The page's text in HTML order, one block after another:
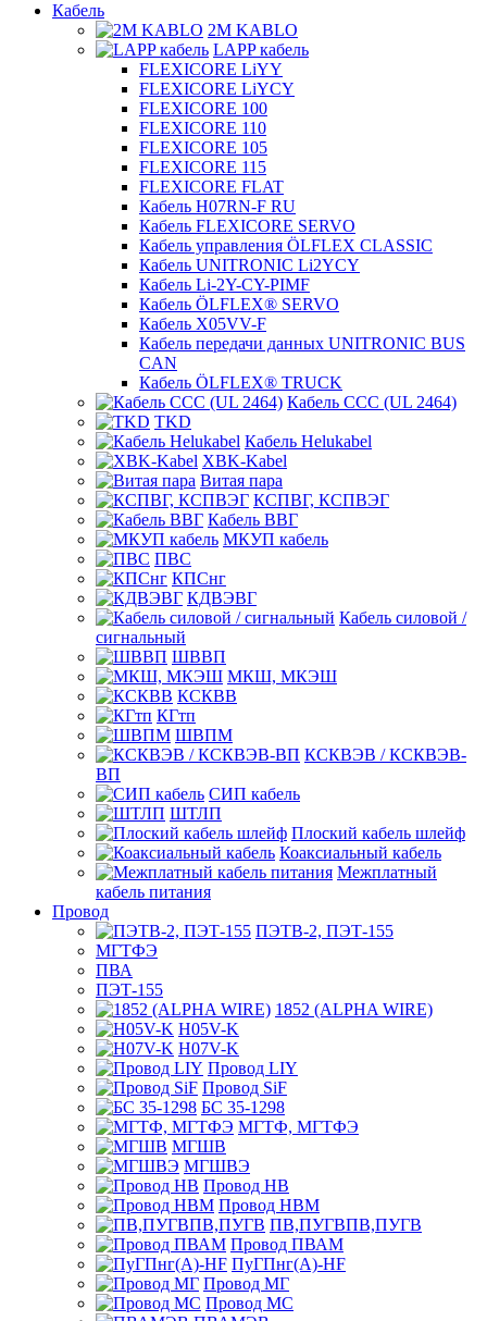
Кабель
2M KABLO
LAPP кабель
FLEXICORE LiYY
FLEXICORE LiYCY
FLEXICORE 100
FLEXICORE 110
FLEXICORE 105
FLEXICORE 115
FLEXICORE FLAT
Кабель H07RN-F RU
Кабель FLEXICORE SERVO
Кабель управления ÖLFLEX CLASSIC
Кабель UNITRONIC Li2YCY
Кабель Li-2Y-CY-PIMF
Кабель ÖLFLEX® SERVO
Кабель X05VV-F
Кабель передачи данных UNITRONIC BUS
CAN
Кабель ÖLFLEX® TRUCK
Кабель CCC (UL 2464)
TKD
Кабель Helukabel
XBK-Kabel
Витая пара
КСПВГ, КСПВЭГ
Кабель ВВГ
МКУП кабель
ПВС
КПСнг
КДВЭВГ
Кабель силовой /
сигнальный
ШВВП
МКШ, МКЭШ
КСКВВ
КГтп
ШВПМ
КСКВЭВ / КСКВЭВ-
ВП
СИП кабель
ШТЛП
Плоский кабель шлейф
Коаксиальный кабель
Межплатный
кабель питания
Провод
ПЭТВ-2, ПЭТ-155
МГТФЭ
ПВА
ПЭТ-155
1852 (ALPHA WIRE)
H05V-K
H07V-K
Провод LIY
Провод SiF
БС 35-1298
МГТФ, МГТФЭ
МГШВ
МГШВЭ
Провод НВ
Провод НВМ
ПВ,ПУГВПВ,ПУГВ
Провод ПВАМ
ПуГПнг(A)-HF
Провод МГ
Провод МС